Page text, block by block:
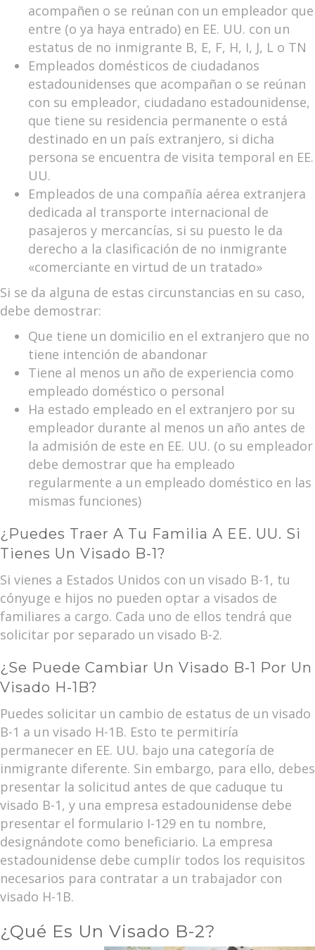
acompañen o se reúnan con un empleador que
entre (o ya haya entrado) en EE. UU. con un
estatus de no inmigrante B, E, F, H, I, J, L o TN
Empleados domésticos de ciudadanos
estadounidenses que acompañan o se reúnan
con su empleador, ciudadano estadounidense,
que tiene su residencia permanente o está
destinado en un país extranjero, si dicha
persona se encuentra de visita temporal en EE.
UU.
Empleados de una compañía aérea extranjera
dedicada al transporte internacional de
pasajeros y mercancías, si su puesto le da
derecho a la clasificación de no inmigrante
«comerciante en virtud de un tratado»
Si se da alguna de estas circunstancias en su caso,
debe demostrar:
Que tiene un domicilio en el extranjero que no
tiene intención de abandonar
Tiene al menos un año de experiencia como
empleado doméstico o personal
Ha estado empleado en el extranjero por su
empleador durante al menos un año antes de
la admisión de este en EE. UU. (o su empleador
debe demostrar que ha empleado
regularmente a un empleado doméstico en las
mismas funciones)
¿Puedes Traer A Tu Familia A EE. UU. Si
Tienes Un Visado B-1?
Si vienes a Estados Unidos con un visado B-1, tu
cónyuge e hijos no pueden optar a visados de
familiares a cargo. Cada uno de ellos tendrá que
solicitar por separado un visado B-2.
¿Se Puede Cambiar Un Visado B-1 Por Un
Visado H-1B?
Puedes solicitar un cambio de estatus de un visado
B-1 a un visado H-1B. Esto te permitiría
permanecer en EE. UU. bajo una categoría de
inmigrante diferente. Sin embargo, para ello, debes
presentar la solicitud antes de que caduque tu
visado B-1, y una empresa estadounidense debe
presentar el formulario I-129 en tu nombre,
designándote como beneficiario. La empresa
estadounidense debe cumplir todos los requisitos
necesarios para contratar a un trabajador con
visado H-1B.
¿Qué Es Un Visado B-2?